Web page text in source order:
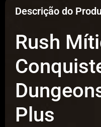
Descrição do
Rush
Plus